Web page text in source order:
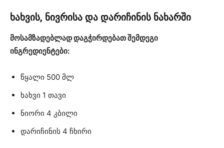
ხახვის, ნივრისა და დარიჩინის ნახარში
მოსამზადებლად დაგჭირდებათ შემდეგი
ინგრედიენტები:
წყალი 500 მლ
ხახვი 1 თავი
ნიორი 4 კბილი
დარიჩინის 4 ჩხირი